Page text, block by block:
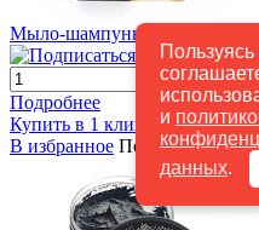
и
данных.
Мыло-шампунь "Дегтярное"
Подписаться
Подробнее
Купить в 1 клик
К сравнению
В избранное Под заказ